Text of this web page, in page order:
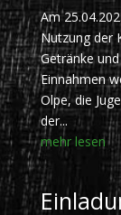
Am
Nutzung der
Getränke
Einnahmen
Olpe, die
der...
mehr lesen